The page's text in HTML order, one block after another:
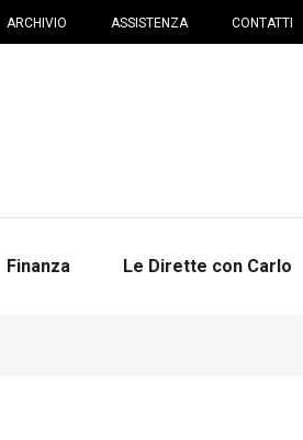
ARCHIVIO ASSISTENZA CONTATTI
Finanza Le Dirette con Carlo